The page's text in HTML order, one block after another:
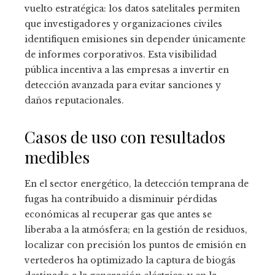
vuelto estratégica: los datos satelitales permiten
que investigadores y organizaciones civiles
identifiquen emisiones sin depender únicamente
de informes corporativos. Esta visibilidad
pública incentiva a las empresas a invertir en
detección avanzada para evitar sanciones y
daños reputacionales.
Casos de uso con resultados
medibles
En el sector energético, la detección temprana de
fugas ha contribuido a disminuir pérdidas
económicas al recuperar gas que antes se
liberaba a la atmósfera; en la gestión de residuos,
localizar con precisión los puntos de emisión en
vertederos ha optimizado la captura de biogás